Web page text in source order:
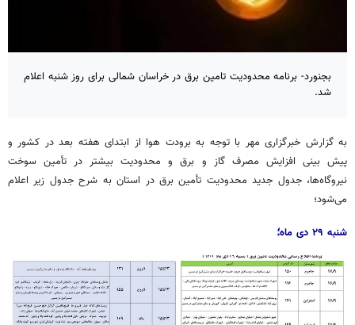
بجنورد- برنامه محدودیت تامین برق در خراسان شمالی برای روز شنبه اعلام
شد.
به گزارش خبرگزاری مهر با توجه به برودت هوا از ابتدای هفته بعد در کشور و
پیش بینی افزایش مصرف گاز و برق و محدودیت بیشتر در تأمین سوخت
نیروگاه‌ها، جدول جدید محدودیت تأمین برق در استان به شرح جدول زیر اعلام
می‌شود؛
شنبه ۲۹ دی ماه ؛